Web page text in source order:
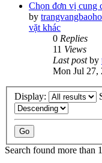
Chọn đơn vị cung
by trangvangbaoho
vặt khác
0 Replies
11 Views
Last postby
Mon Jul 27,
Display:
Search found more than